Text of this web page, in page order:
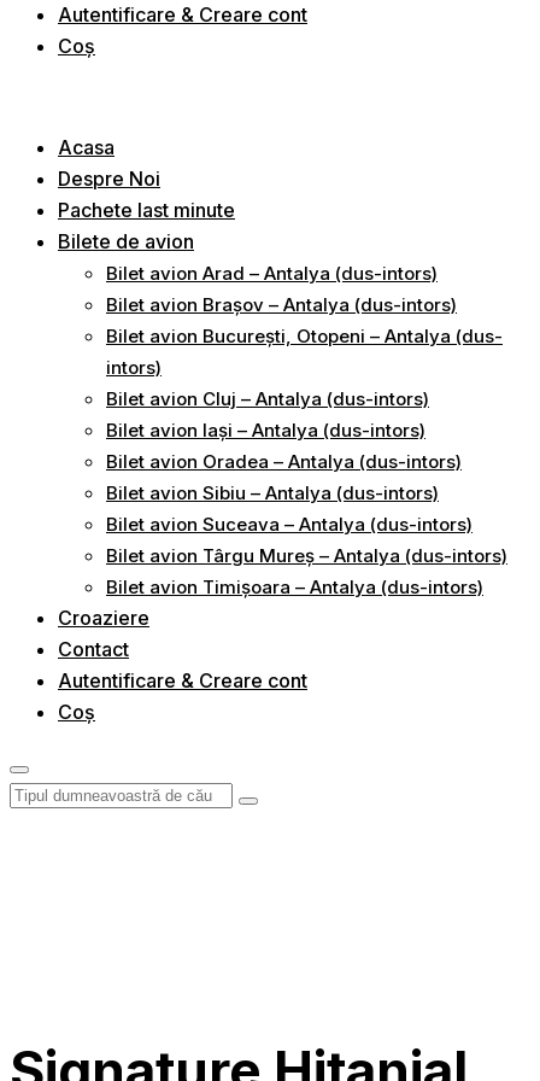
Autentificare & Creare cont
Coș
Acasa
Despre Noi
Pachete last minute
Bilete de avion
Bilet avion Arad – Antalya (dus-intors)
Bilet avion Brașov – Antalya (dus-intors)
Bilet avion București, Otopeni – Antalya (dus-
intors)
Bilet avion Cluj – Antalya (dus-intors)
Bilet avion Iași – Antalya (dus-intors)
Bilet avion Oradea – Antalya (dus-intors)
Bilet avion Sibiu – Antalya (dus-intors)
Bilet avion Suceava – Antalya (dus-intors)
Bilet avion Târgu Mureș – Antalya (dus-intors)
Bilet avion Timișoara – Antalya (dus-intors)
Croaziere
Contact
Autentificare & Creare cont
Coș